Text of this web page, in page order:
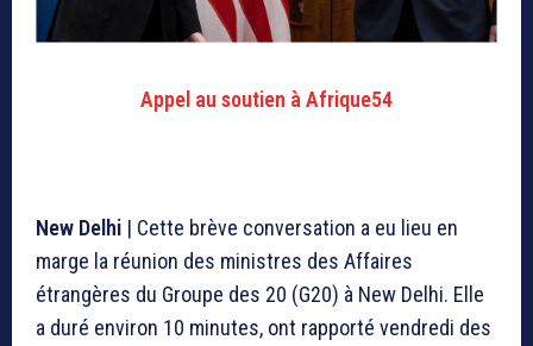
Appel au soutien à Afrique54
New Delhi | Cette brève conversation a eu lieu en
marge la réunion des ministres des Affaires
étrangères du Groupe des 20 (G20) à New Delhi. Elle
a duré environ 10 minutes, ont rapporté vendredi des